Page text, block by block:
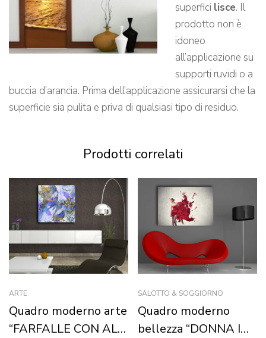
superfici lisce. Il
prodotto non è
idoneo
all’applicazione su
supporti ruvidi o a
buccia d’arancia. Prima dell’applicazione assicurarsi che la
superficie sia pulita e priva di qualsiasi tipo di residuo.
Prodotti correlati
ARTE
Quadro moderno arte
“FARFALLE CON ALI
SALOTTO & SOGGIORNO
Quadro moderno
bellezza “DONNA IN